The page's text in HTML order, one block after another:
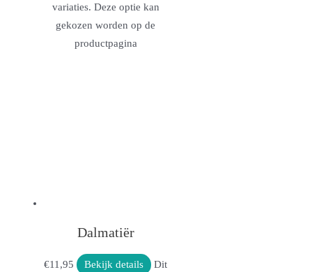
variaties. Deze optie kan
gekozen worden op de
productpagina
Dalmatiër
€11,95 Bekijk details
Dit